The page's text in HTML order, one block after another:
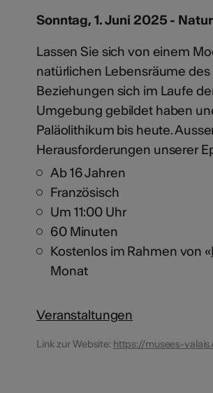
Sonntag, 1. Juni 2025 -
Lassen Sie sich von einem
natürlichen Lebensräume
Beziehungen sich im Laufe
Umgebung gebildet haben
Paläolithikum bis heute.
Herausforderungen unserer
Ab 16 Jahren
Französisch
Um 11:00 Uhr
60 Minuten
Kostenlos im Rahmen von «
Monat
Veranstaltungen
Link zur Website: https://musees-